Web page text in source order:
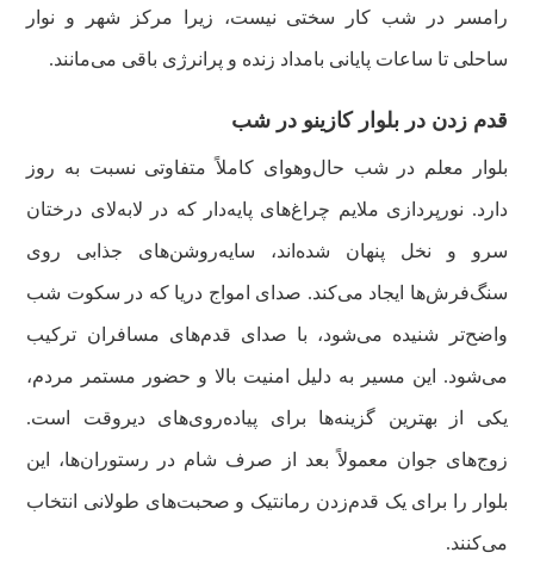
رامسر در شب کار سختی نیست، زیرا مرکز شهر و نوار
ساحلی تا ساعات پایانی بامداد زنده و پرانرژی باقی می‌مانند.
قدم زدن در بلوار کازینو در شب
بلوار معلم در شب حال‌وهوای کاملاً متفاوتی نسبت به روز
دارد. نورپردازی ملایم چراغ‌های پایه‌دار که در لابه‌لای درختان
سرو و نخل پنهان شده‌اند، سایه‌روشن‌های جذابی روی
سنگ‌فرش‌ها ایجاد می‌کند. صدای امواج دریا که در سکوت شب
واضح‌تر شنیده می‌شود، با صدای قدم‌های مسافران ترکیب
می‌شود. این مسیر به دلیل امنیت بالا و حضور مستمر مردم،
یکی از بهترین گزینه‌ها برای پیاده‌روی‌های دیروقت است.
زوج‌های جوان معمولاً بعد از صرف شام در رستوران‌ها، این
بلوار را برای یک قدم‌زدن رمانتیک و صحبت‌های طولانی انتخاب
می‌کنند.